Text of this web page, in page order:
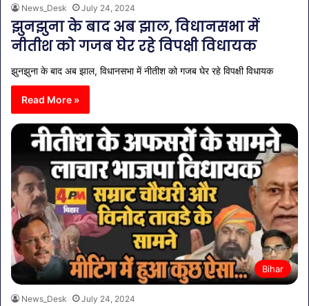
News_Desk July 24, 2024
झुनझुना के बाद अब झाल, विधानसभा में
नीतीश को गजब घेर रहे विपक्षी विधायक
झुनझुना के बाद अब झाल, विधानसभा में नीतीश को गजब घेर रहे विपक्षी विधायक
Read More »
Bihar
News_Desk July 24, 2024